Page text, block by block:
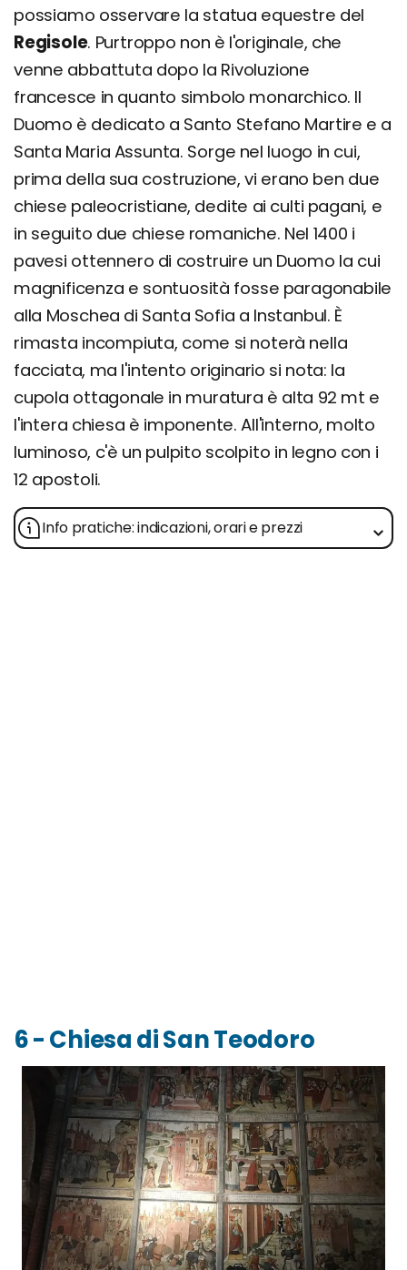
possiamo osservare la statua equestre del
Regisole. Purtroppo non è l'originale, che
venne abbattuta dopo la Rivoluzione
francesce in quanto simbolo monarchico. Il
Duomo è dedicato a Santo Stefano Martire e a
Santa Maria Assunta. Sorge nel luogo in cui,
prima della sua costruzione, vi erano ben due
chiese paleocristiane, dedite ai culti pagani, e
in seguito due chiese romaniche. Nel 1400 i
pavesi ottennero di costruire un Duomo la cui
magnificenza e sontuosità fosse paragonabile
alla Moschea di Santa Sofia a Instanbul. È
rimasta incompiuta, come si noterà nella
facciata, ma l'intento originario si nota: la
cupola ottagonale in muratura è alta 92 mt e
l'intera chiesa è imponente. All'interno, molto
luminoso, c'è un pulpito scolpito in legno con i
12 apostoli.
Info pratiche: indicazioni, orari e prezzi
6 - Chiesa di San Teodoro